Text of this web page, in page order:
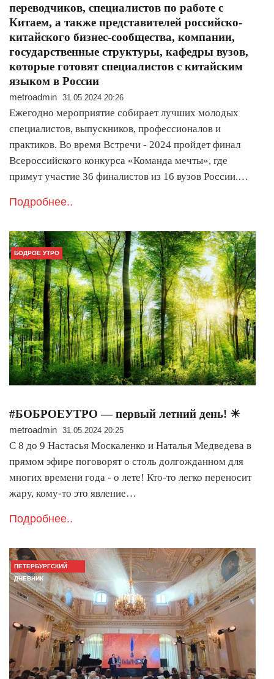
переводчиков, специалистов по работе с
Китаем, а также представителей российско-
китайского бизнес-сообщества, компании,
государственные структуры, кафедры вузов,
которые готовят специалистов с китайским
языком в России
metroadmin 31.05.2024 20:26
Ежегодно мероприятие собирает лучших молодых
специалистов, выпускников, профессионалов и
практиков. Во время Встречи - 2024 пройдет финал
Всероссийского конкурса «Команда мечты», где
примут участие 36 финалистов из 16 вузов России.…
Подробнее..
БОДРОЕ УТРО
#БОБРОЕУТРО — первый летний день! ☀
metroadmin 31.05.2024 20:25
С 8 до 9 Настасья Москаленко и Наталья Медведева в
прямом эфире поговорят о столь долгожданном для
многих времени года - о лете! Кто-то легко переносит
жару, кому-то это явление…
Подробнее..
ПЕТЕРБУРГСКИЙ
ДНЕВНИК